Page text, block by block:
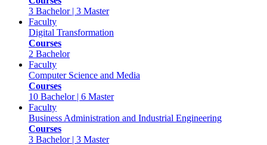
3 Bachelor | 3 Master
Faculty
Digital Transformation
Courses
2 Bachelor
Faculty
Computer Science and Media
Courses
10 Bachelor | 6 Master
Faculty
Business Administration and Industrial Engineering
Courses
3 Bachelor | 3 Master